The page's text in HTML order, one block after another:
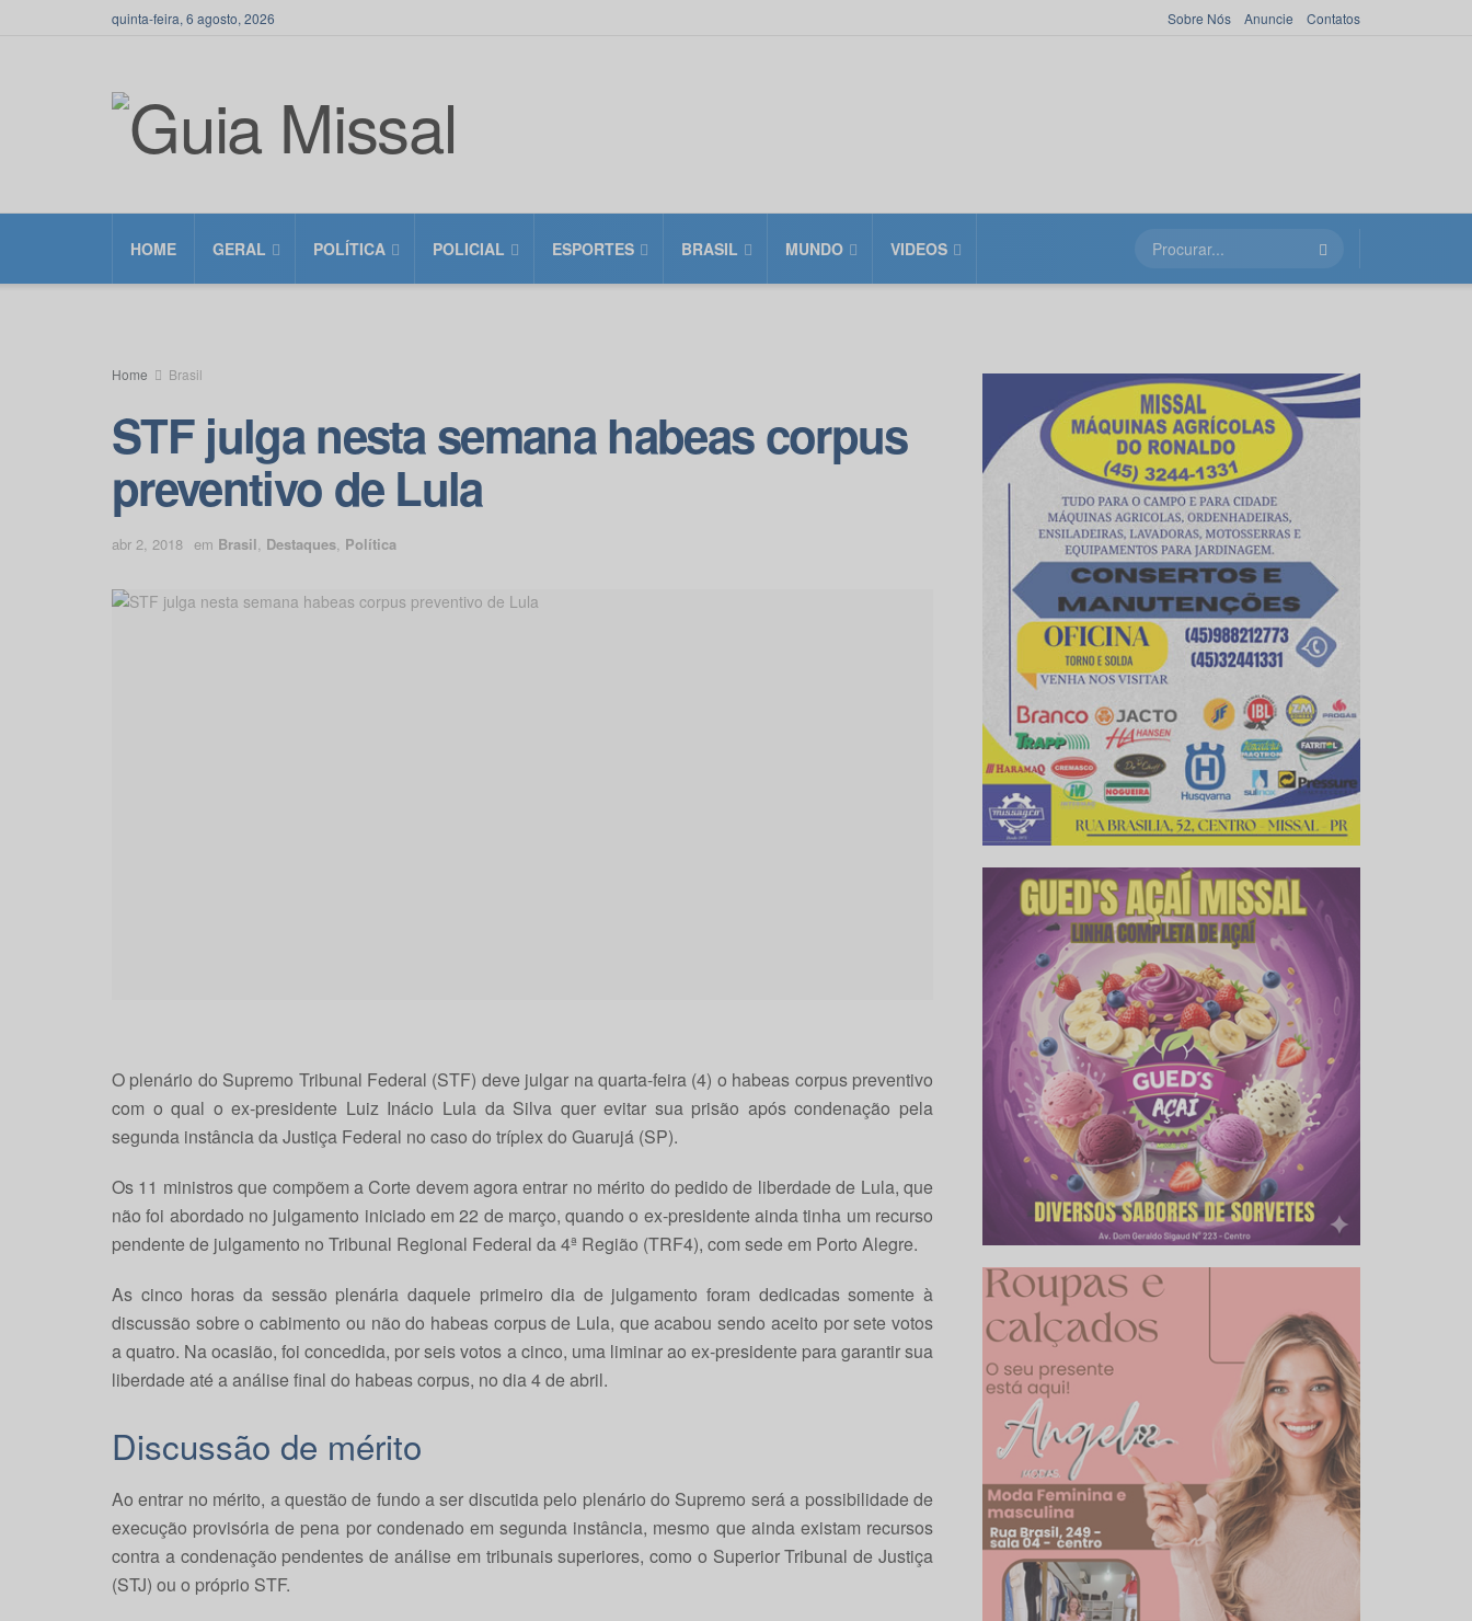
quinta-feira, 6 agosto, 2026 Sobre Nós Anuncie Contatos
HOME GERAL POLÍTICA POLICIAL ESPORTES BRASIL MUNDO VIDEOS
Home Brasil
STF julga nesta semana habeas corpus
preventivo de Lula
abr 2, 2018 em Brasil Destaques Política
O plenário do Supremo Tribunal Federal (STF) deve julgar na quarta-feira (4) o habeas corpus preventivo
com o qual o ex-presidente Luiz Inácio Lula da Silva quer evitar sua prisão após condenação pela
segunda instância da Justiça Federal no caso do tríplex do Guarujá (SP).
Os 11 ministros que compõem a Corte devem agora entrar no mérito do pedido de liberdade de Lula, que
não foi abordado no julgamento iniciado em 22 de março, quando o ex-presidente ainda tinha um recurso
pendente de julgamento no Tribunal Regional Federal da 4ª Região (TRF4), com sede em Porto Alegre.
As cinco horas da sessão plenária daquele primeiro dia de julgamento foram dedicadas somente à
discussão sobre o cabimento ou não do habeas corpus de Lula, que acabou sendo aceito por sete votos
a quatro. Na ocasião, foi concedida, por seis votos a cinco, uma liminar ao ex-presidente para garantir sua
liberdade até a análise final do habeas corpus, no dia 4 de abril.
Discussão de mérito
Ao entrar no mérito, a questão de fundo a ser discutida pelo plenário do Supremo será a possibilidade de
execução provisória de pena por condenado em segunda instância, mesmo que ainda existam recursos
contra a condenação pendentes de análise em tribunais superiores, como o Superior Tribunal de Justiça
(STJ) ou o próprio STF.